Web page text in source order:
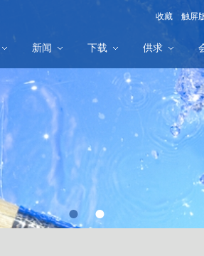
● ●
收藏 触屏
新闻 下载 供求